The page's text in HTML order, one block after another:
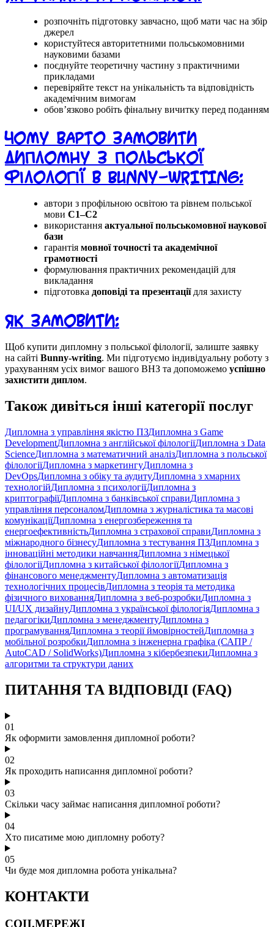
розпочніть підготовку завчасно, щоб мати час на збір
джерел
користуйтеся авторитетними польськомовними
науковими базами
поєднуйте теоретичну частину з практичними
прикладами
перевіряйте текст на унікальність та відповідність
академічним вимогам
обов’язково робіть фінальну вичитку перед поданням
Чому варто замовити
дипломну з польської
філології в Bunny-writing:
автори з профільною освітою та рівнем польської
мови C1–C2
використання актуальної польськомовної наукової
бази
гарантія мовної точності та академічної
грамотності
формулювання практичних рекомендацій для
викладання
підготовка доповіді та презентаціїдля захисту
Як замовити:
Щоб купити дипломну з польської філології, залиште заявку
на сайті Bunny-writing. Ми підготуємо індивідуальну роботу з
урахуванням усіх вимог вашого ВНЗ та допоможемо успішно
захистити диплом.
Також дивіться інші категорії послуг
Дипломна з управління якістю ПЗДипломна з Game
DevelopmentДипломна з англійської філологіїДипломна з Data
ScienceДипломна з математичний аналізДипломна з польської
філологіїДипломна з маркетингуДипломна з
DevOpsДипломна з обіку та аудитуДипломна з хмарних
технологійДипломна з психологіїДипломна з
криптографіїДипломна з банківської справиДипломна з
управління персоналомДипломна з журналістика та масові
комунікаціїДипломна з енергозбереження та
енергоефективністьДипломна з страхової справиДипломна з
міжнародного бізнесуДипломна з тестування ПЗДипломна з
інноваційні методики навчанняДипломна з німецької
філологіїДипломна з китайської філологіїДипломна з
фінансового менеджментуДипломна з автоматизація
технологічних процесівДипломна з теорія та методика
фізичного вихованняДипломна з веб-розробкиДипломна з
UI/UX дизайнуДипломна з української філологіяДипломна з
педагогікиДипломна з менеджментуДипломна з
програмуванняДипломна з теорії ймовірностейДипломна з
мобільної розробкиДипломна з інженерна графіка (САПР /
AutoCAD / SolidWorks)Дипломна з кібербезпекиДипломна з
алгоритми та структури даних
ПИТАННЯ ТА ВІДПОВІДІ (FAQ)
01
Як оформити замовлення дипломної роботи?
02
Як проходить написання дипломної роботи?
03
Скільки часу займає написання дипломної роботи?
04
Хто писатиме мою дипломну роботу?
05
Чи буде моя дипломна робота унікальна?
КОНТАКТИ
СОЦ.МЕРЕЖІ